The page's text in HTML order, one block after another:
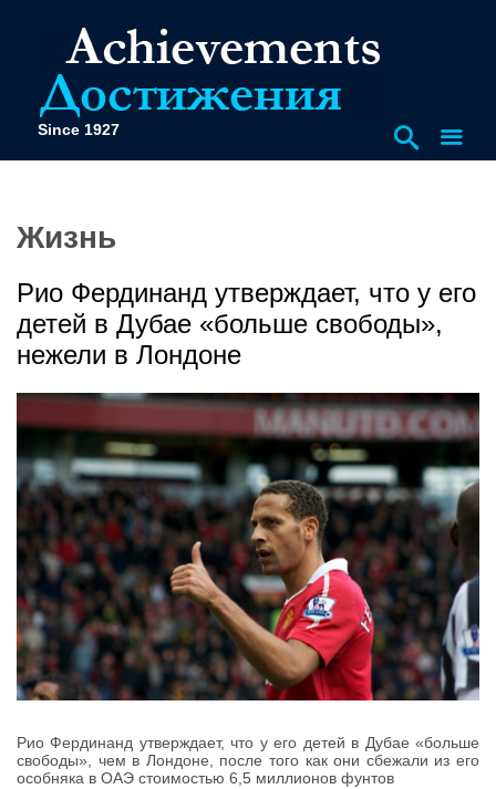
Since 1927
Жизнь
Рио Фердинанд утверждает, что у его
детей в Дубае «больше свободы»,
нежели в Лондоне
Рио Фердинанд утверждает, что у его детей в Дубае «больше
свободы», чем в Лондоне, после того как они сбежали из его
особняка в ОАЭ стоимостью 6,5 миллионов фунтов